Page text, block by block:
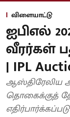
விளையாட்டு
ஐபிஎல்
வீரர்கள்
| IPL
ஆஸ்திரேலிய
தொகைக்குத்